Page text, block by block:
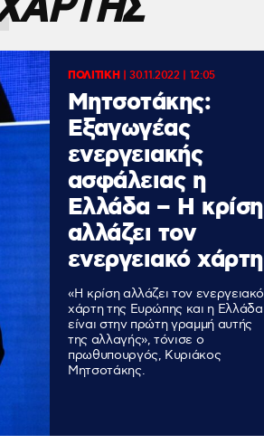
ΠΟΛΙΤΙΚΗ|30.11.2022 | 12:05
Μητσοτάκης:
Εξαγωγέας
ενεργειακής
ασφάλειας η
Ελλάδα – Η κρίση
αλλάζει τον
ενεργειακό χάρτη
«Η κρίση αλλάζει τον ενεργειακό
χάρτη της Ευρώπης και η Ελλάδα
είναι στην πρώτη γραμμή αυτής
της αλλαγής», τόνισε ο
πρωθυπουργός, Κυριάκος
Μητσοτάκης.